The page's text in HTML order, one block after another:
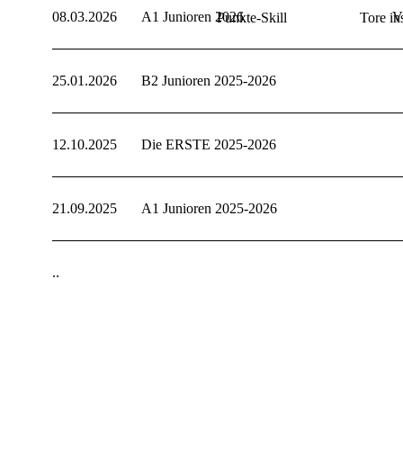
Punkte-Skill Tore
08.03.2026 A1 Junioren 2026
25.01.2026 B2 Junioren 2025-2026
12.10.2025 Die ERSTE 2025-2026
21.09.2025 A1 Junioren 2025-2026
..